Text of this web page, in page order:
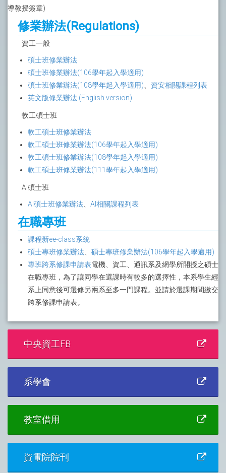
導教授簽章)
修業辦法(Regulations)
資工一般
碩士班修業辦法
碩士班修業辦法(106學年起入學適用)
碩士班修業辦法(108學年起入學適用)
資安相關課程列表
英文版修業辦法 (English version)
軟工碩士班
軟工碩士班修業辦法
軟工碩士班修業辦法(106學年起入學適用)
軟工碩士班修業辦法(108學年起入學適用)
軟工碩士班修業辦法(111學年起入學適用)
AI碩士班
AI碩士班修業辦法 AI相關課程列表
在職專班
課程新ee-class系統
碩士專班修業辦法
碩士專班修業辦法(106學年起入學適用)
專班跨系修課申請表電機、資工、通訊系及網學所開授之碩士
在職專班，為了讓同學在選課時有較多的選擇性，本系學生經
系上同意後可選修另兩系至多一門課程。並請於選課期間繳交
跨系修課申請表。
中央資工FB
系學會
教室借用
資電院院刊